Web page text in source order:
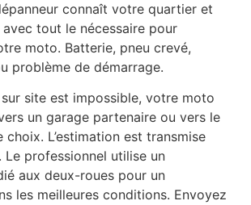
connaît votre quartier et
tout le nécessaire pour
moto. Batterie, pneu crevé,
problème de démarrage.
site est impossible, votre moto
un garage partenaire ou vers le
L’estimation est transmise
professionnel utilise un
aux deux-roues pour un
les meilleures conditions. Envoyez